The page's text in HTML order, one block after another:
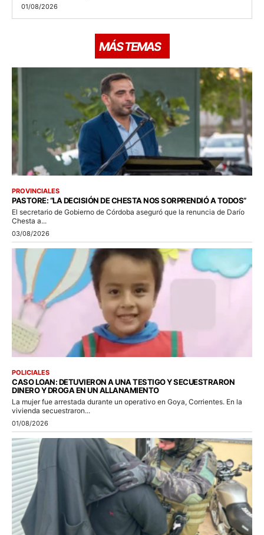
01/08/2026
MÁS TEMAS
PROVINCIALES
PASTORE: “LA DECISIÓN DE CHESTA NOS SORPRENDIÓ A TODOS”
El secretario de Gobierno de Córdoba aseguró que la renuncia de Darío
Chesta a...
03/08/2026
POLICIALES
CASO LOAN: DETUVIERON A UNA TESTIGO Y SECUESTRARON
DINERO Y DROGA EN UN ALLANAMIENTO
La mujer fue arrestada durante un operativo en Goya, Corrientes. En la
vivienda secuestraron...
01/08/2026